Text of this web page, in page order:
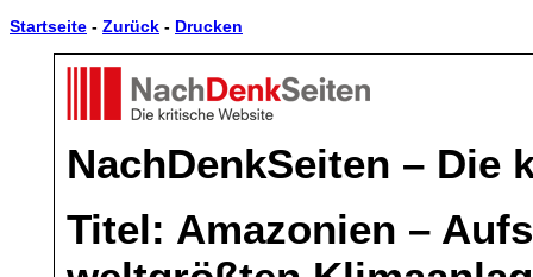
Startseite - Zurück - Drucken
NachDenkSeiten – Die
Titel: Amazonien –